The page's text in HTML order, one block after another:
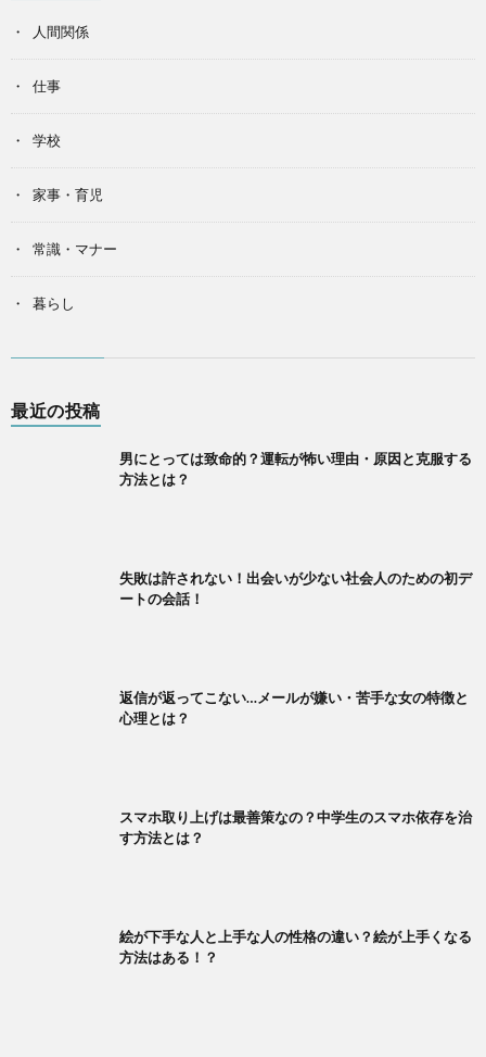
人間関係
仕事
学校
家事・育児
常識・マナー
暮らし
最近の投稿
男にとっては致命的？運転が怖い理由・原因と克服する
方法とは？
失敗は許されない！出会いが少ない社会人のための初デ
ートの会話！
返信が返ってこない…メールが嫌い・苦手な女の特徴と
心理とは？
スマホ取り上げは最善策なの？中学生のスマホ依存を治
す方法とは？
絵が下手な人と上手な人の性格の違い？絵が上手くなる
方法はある！？